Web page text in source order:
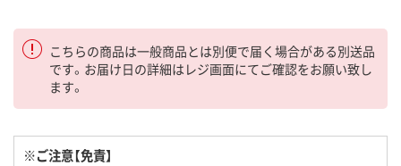
こちらの商品は一般商品とは別便で届く場合がある別送品
です。お届け日の詳細はレジ画面にてご確認をお願い致し
ます。
※ご注意【免責】